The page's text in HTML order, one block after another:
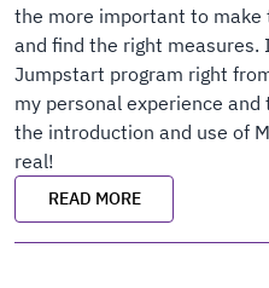
the more important to make
and find the right
Jumpstart program right
my personal experience
the introduction and use of
real!
READ MORE